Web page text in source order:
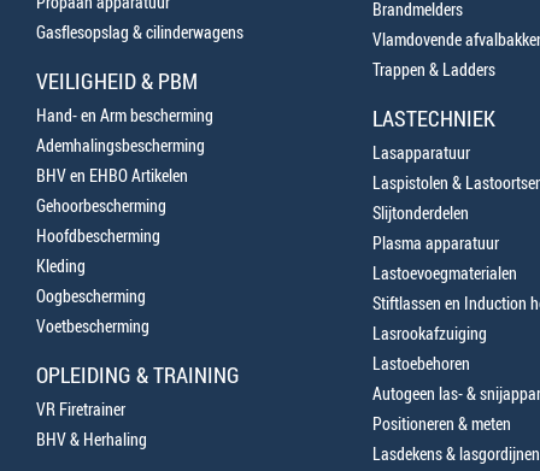
Gasflesopslag & cilinderwagens
VEILIGHEID & PBM
Hand- en Arm bescherming
Ademhalingsbescherming
BHV en EHBO Artikelen
Gehoorbescherming
Hoofdbescherming
Kleding
Oogbescherming
Voetbescherming
OPLEIDING & TRAINING
VR Firetrainer
BHV & Herhaling
Brandmelders
Vlamdovende
Trappen & Ladders
LASTECHNIEK
Lasapparatuur
Laspistolen &
Slijtonderdelen
Plasma apparatuur
Lastoevoegmaterialen
Stiftlassen en Induction
Lasrookafzuiging
Lastoebehoren
Autogeen las- &
Positioneren & meten
Lasdekens & lasgordijnen